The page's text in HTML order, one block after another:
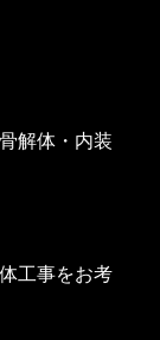
解体・内装
工事をお考